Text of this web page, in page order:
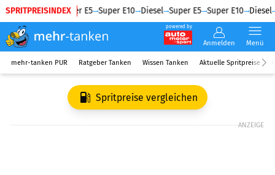
SPRITPREISINDEX
Diesel Super E5 Super E10 Diesel Super E5 Super E10 Diesel
powered by
Anmelden Menü
mehr-tanken PUR Ratgeber Tanken Wissen Tanken Aktuelle Spritpreise
Spritpreise vergleichen
ANZEIGE